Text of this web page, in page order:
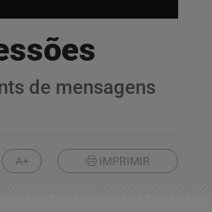
de mensagens
A+ IMPRIMIR